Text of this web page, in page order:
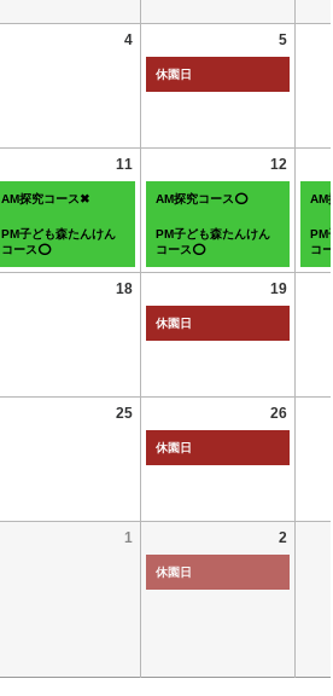
4 5
休園日
11
AM探究コース✖
PM子ども森たんけん
コース⭕
12
AM探究コース⭕
PM子ども森たんけん
コース⭕
AM
PM
コ
18 19
休園日
25 26
休園日
1 2
休園日